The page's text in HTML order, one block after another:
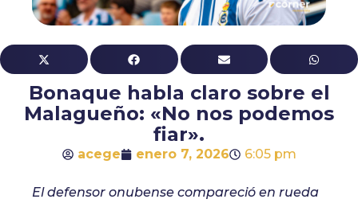
Bonaque habla claro sobre el
Malagueño: «No nos podemos
fiar».
acege enero 7, 2026 6:05 pm
El defensor onubense compareció en rueda